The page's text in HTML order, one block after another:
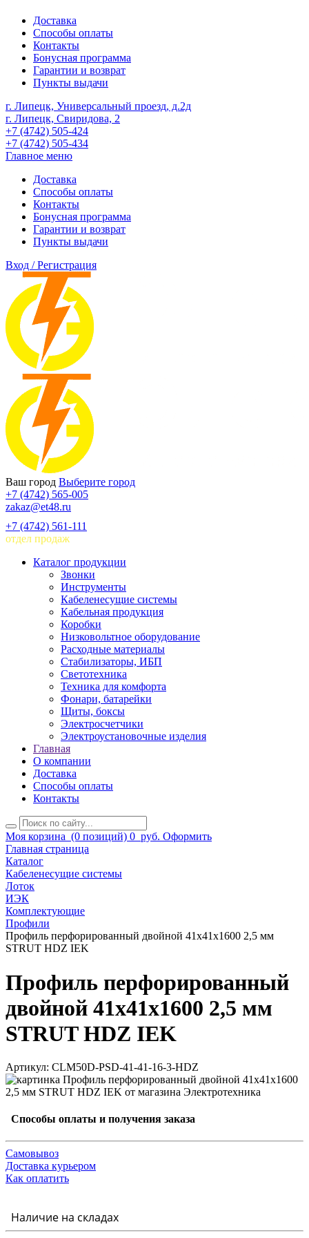
Доставка
Способы оплаты
Контакты
Бонусная программа
Гарантии и возврат
Пункты выдачи
г. Липецк, Универсальный проезд, д.2д
г. Липецк, Свиридова, 2
+7 (4742) 505-424
+7 (4742) 505-434
Главное меню
Доставка
Способы оплаты
Контакты
Бонусная программа
Гарантии и возврат
Пункты выдачи
Вход / Регистрация
Ваш город Выберите город
+7 (4742) 565-005
zakaz@et48.ru
+7 (4742) 561-111
отдел продаж
Каталог продукции
Звонки
Инструменты
Кабеленесущие системы
Кабельная продукция
Коробки
Низковольтное оборудование
Расходные материалы
Стабилизаторы, ИБП
Светотехника
Техника для комфорта
Фонари, батарейки
Щиты, боксы
Электросчетчики
Электроустановочные изделия
Главная
О компании
Доставка
Способы оплаты
Контакты
Моя корзина (0 позиций) 0 руб. Оформить
Главная страница
Каталог
Кабеленесущие системы
Лоток
ИЭК
Комплектующие
Профили
Профиль перфорированный двойной 41х41х1600 2,5 мм
STRUT HDZ IEK
Профиль перфорированный
двойной 41х41х1600 2,5 мм
STRUT HDZ IEK
Артикул: CLM50D-PSD-41-41-16-3-HDZ
Способы оплаты и получения заказа
Самовывоз
Доставка курьером
Как оплатить
Наличие на складах